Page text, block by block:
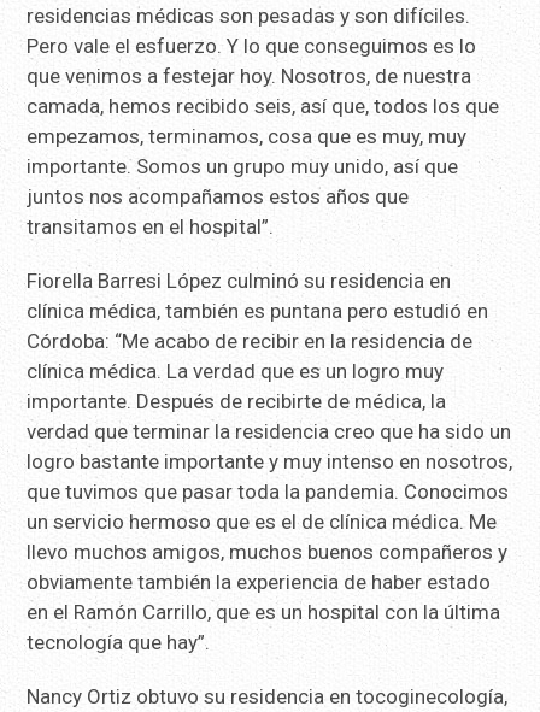
residencias médicas son pesadas y son difíciles.
Pero vale el esfuerzo. Y lo que conseguimos es lo
que venimos a festejar hoy. Nosotros, de nuestra
camada, hemos recibido seis, así que, todos los que
empezamos, terminamos, cosa que es muy, muy
importante. Somos un grupo muy unido, así que
juntos nos acompañamos estos años que
transitamos en el hospital”.
Fiorella Barresi López culminó su residencia en
clínica médica, también es puntana pero estudió en
Córdoba: “Me acabo de recibir en la residencia de
clínica médica. La verdad que es un logro muy
importante. Después de recibirte de médica, la
verdad que terminar la residencia creo que ha sido un
logro bastante importante y muy intenso en nosotros,
que tuvimos que pasar toda la pandemia. Conocimos
un servicio hermoso que es el de clínica médica. Me
llevo muchos amigos, muchos buenos compañeros y
obviamente también la experiencia de haber estado
en el Ramón Carrillo, que es un hospital con la última
tecnología que hay”.
Nancy Ortiz obtuvo su residencia en tocoginecología,